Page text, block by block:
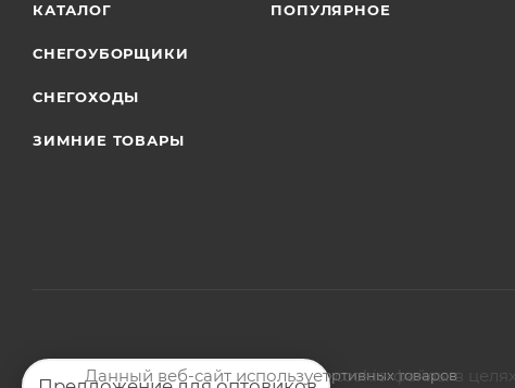
КАТАЛОГ
СНЕГОУБОРЩИКИ
СНЕГОХОДЫ
ЗИМНИЕ ТОВАРЫ
ПОПУЛЯРНОЕ
2026 © Магазин мото-велотехники и спортивных товаров
Данный веб-сайт использует cookie-файлы в